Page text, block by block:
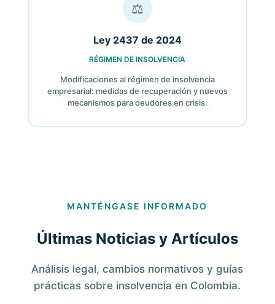
⚖
Ley 2437 de 2024
RÉGIMEN DE INSOLVENCIA
Modificaciones al régimen de insolvencia
empresarial: medidas de recuperación y nuevos
mecanismos para deudores en crisis.
MANTÉNGASE INFORMADO
Últimas Noticias y Artículos
Análisis legal, cambios normativos y guías
prácticas sobre insolvencia en Colombia.